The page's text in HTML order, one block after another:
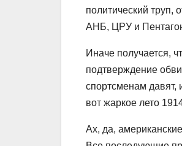
политический труп,
АНБ, ЦРУ и
Иначе получается,
подтверждение
спортсменам давят,
вот жаркое лето
Ах, да,